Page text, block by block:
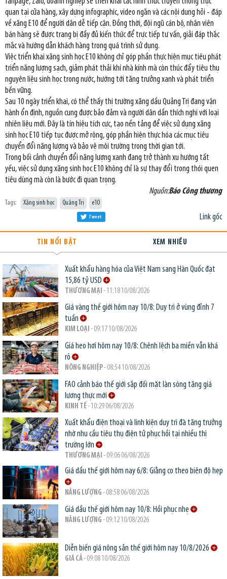
quan tại cửa hàng, xây dựng infographic, video ngắn và các nội dung hỏi - đáp
về xăng E10 để người dân dễ tiếp cận. Đồng thời, đội ngũ cán bộ, nhân viên
bán hàng sẽ được trang bị đầy đủ kiến thức để trực tiếp tư vấn, giải đáp thắc
mắc và hướng dẫn khách hàng trong quá trình sử dụng.
Việc triển khai xăng sinh học E10 không chỉ góp phần thực hiện mục tiêu phát
triển năng lượng sạch, giảm phát thải khí nhà kính mà còn thúc đẩy tiêu thụ
nguyên liệu sinh học trong nước, hướng tới tăng trưởng xanh và phát triển
bền vững.
Sau 10 ngày triển khai, có thể thấy thị trường xăng dầu Quảng Trị đang vận
hành ổn định, nguồn cung được bảo đảm và người dân dần thích nghi với loại
nhiên liệu mới. Đây là tín hiệu tích cực, tạo nền tảng để việc sử dụng xăng
sinh học E10 tiếp tục được mở rộng, góp phần hiện thực hóa các mục tiêu
chuyển đổi năng lượng và bảo vệ môi trường trong thời gian tới.
Trong bối cảnh chuyển đổi năng lượng xanh đang trở thành xu hướng tất
yếu, việc sử dụng xăng sinh học E10 không chỉ là sự thay đổi trong thói quen
tiêu dùng mà còn là bước đi quan trọng.
Nguồn:Báo Công thương
Tags: Xăng sinh học Quảng Trị e10
Link gốc
Tweet
TIN NỔI BẬT XEM NHIỀU
Xuất khẩu hàng hóa của Việt Nam sang Hàn Quốc đạt
15,86 tỷ USD
THƯƠNG MẠI - 11:18 10/08/2026
Giá vàng thế giới hôm nay 10/8: Duy trì ở vùng đỉnh 7
tuần
KIM LOẠI - 09:17 10/08/2026
Giá heo hơi hôm nay 10/8: Chênh lệch ba miền vẫn khá
rõ
NÔNG NGHIỆP- 08:54 10/08/2026
FAO cảnh báo thế giới sắp đối mặt làn sóng tăng giá
lương thực mới
KINH TẾ- 10:29 06/08/2026
Xuất khẩu điện thoại và linh kiện duy trì đà tăng trưởng
nhờ nhu cầu tiêu thụ điện tử phục hồi tại nhiều thị
trường lớn
THƯƠNG MẠI - 09:06 06/08/2026
Giá dầu thế giới hôm nay 6/8: Giằng co theo biên độ hẹp
NĂNG LƯỢNG - 08:58 06/08/2026
Giá dầu thế giới hôm nay 10/8: Hồi phục nhẹ
NĂNG LƯỢNG - 09:12 10/08/2026
Diễn biến giá nông sản thế giới hôm nay 10/8/2026
GIÁ CẢ- 09:08 10/08/2026